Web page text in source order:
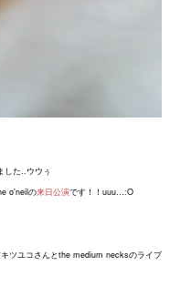
した..ウウぅ
o'neilの来日公演です！！uuu…:O
キツユコさんとthe medium necksのライブ